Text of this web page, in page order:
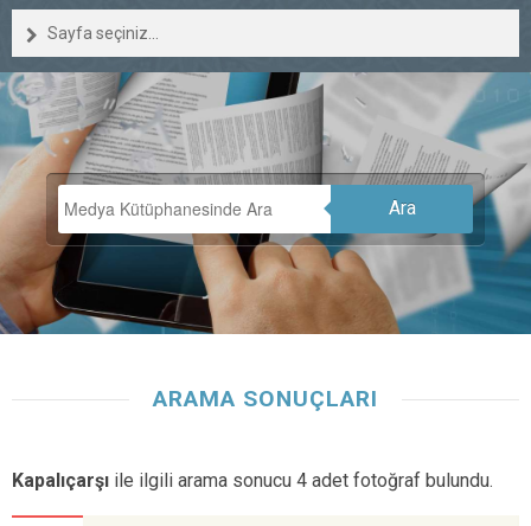
Sayfa seçiniz...
Ara
ARAMA SONUÇLARI
Kapalıçarşı ile ilgili arama sonucu 4 adet fotoğraf bulundu.